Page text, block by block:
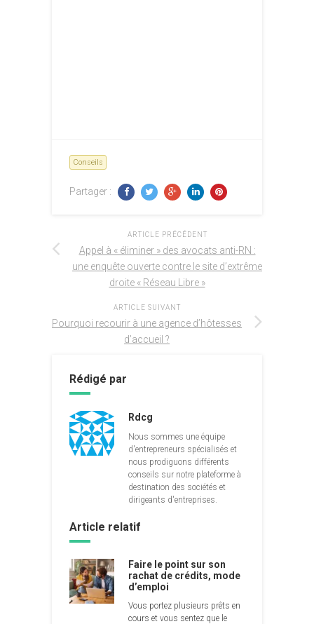
Conseils
Partager :
ARTICLE PRÉCÉDENT
Appel à « éliminer » des avocats anti-RN :
une enquête ouverte contre le site d’extrême
droite « Réseau Libre »
ARTICLE SUIVANT
Pourquoi recourir à une agence d’hôtesses
d’accueil ?
Rédigé par
Rdcg
Nous sommes une équipe
d'entrepreneurs spécialisés et
nous prodiguons différents
conseils sur notre plateforme à
destination des sociétés et
dirigeants d'entreprises.
Article relatif
Faire le point sur son
rachat de crédits, mode
d’emploi
Vous portez plusieurs prêts en
cours et vous sentez que le